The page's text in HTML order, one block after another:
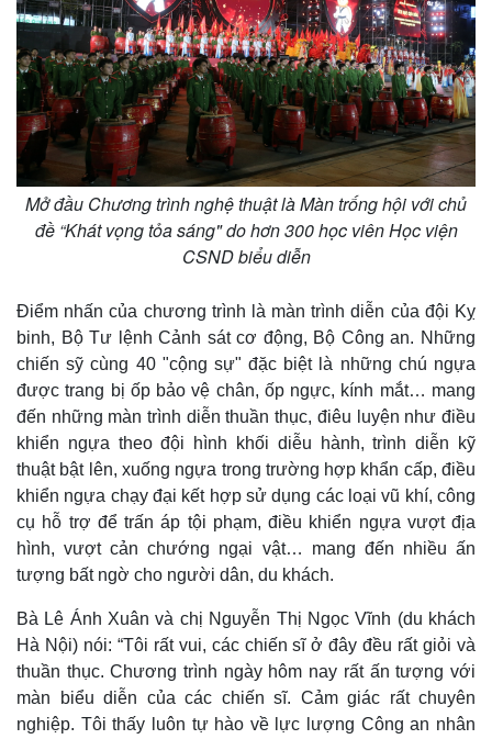
Mở đầu Chương trình nghệ thuật là Màn trống hội với chủ
đề “Khát vọng tỏa sáng" do hơn 300 học viên Học viện
CSND biểu diễn
Điểm nhấn của chương trình là màn trình diễn của đội Kỵ
binh, Bộ Tư lệnh Cảnh sát cơ động, Bộ Công an. Những
chiến sỹ cùng 40 "cộng sự" đặc biệt là những chú ngựa
được trang bị ốp bảo vệ chân, ốp ngực, kính mắt… mang
đến những màn trình diễn thuần thục, điêu luyện như điều
khiển ngựa theo đội hình khối diễu hành, trình diễn kỹ
thuật bật lên, xuống ngựa trong trường hợp khẩn cấp, điều
khiển ngựa chạy đại kết hợp sử dụng các loại vũ khí, công
cụ hỗ trợ để trấn áp tội phạm, điều khiển ngựa vượt địa
hình, vượt cản chướng ngại vật… mang đến nhiều ấn
tượng bất ngờ cho người dân, du khách.
Bà Lê Ánh Xuân và chị Nguyễn Thị Ngọc Vĩnh (du khách
Hà Nội) nói: “Tôi rất vui, các chiến sĩ ở đây đều rất giỏi và
thuần thục. Chương trình ngày hôm nay rất ấn tượng với
màn biểu diễn của các chiến sĩ. Cảm giác rất chuyên
nghiệp. Tôi thấy luôn tự hào về lực lượng Công an nhân